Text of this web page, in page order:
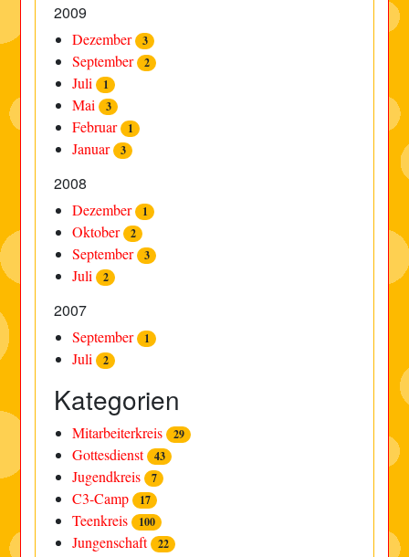
2009
Dezember 3
September 2
Juli 1
Mai 3
Februar 1
Januar 3
2008
Dezember 1
Oktober 2
September 3
Juli 2
2007
September 1
Juli 2
Kategorien
Mitarbeiterkreis 29
Gottesdienst 43
Jugendkreis 7
C3-Camp 17
Teenkreis 100
Jungenschaft 22